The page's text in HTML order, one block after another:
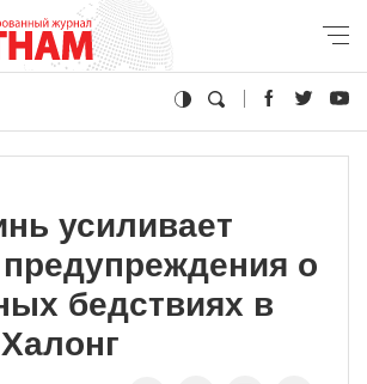
усиливает
о
бедствиях в